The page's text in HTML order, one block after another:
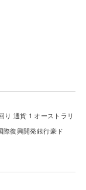
り 通貨 1 オーストラリ
際復興開発銀行豪ド